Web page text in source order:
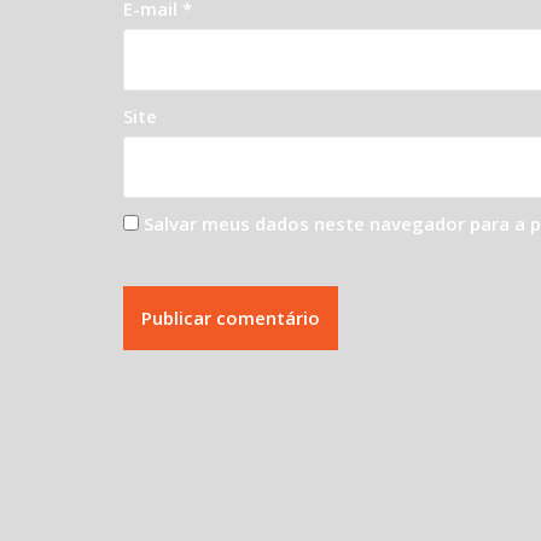
E-mail *
Site
Salvar meus dados neste navegador para a